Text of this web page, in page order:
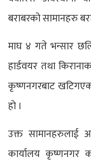
बराबरको सामानहरु
माघ ४ गते भन्सार
हार्डवयर तथा
कृष्णनगरबाट
हो ।
उक्त सामानहरुलाई
कार्यालय कृष्णनगर